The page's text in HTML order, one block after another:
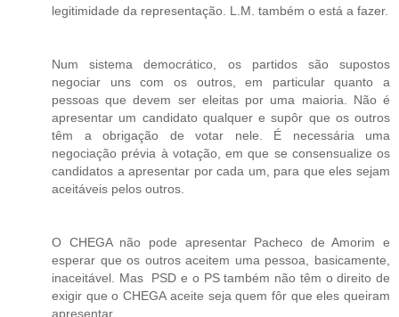
legitimidade da representação. L.M. também o está a fazer.
Num sistema democrático, os partidos são supostos
negociar uns com os outros, em particular quanto a
pessoas que devem ser eleitas por uma maioria. Não é
apresentar um candidato qualquer e supôr que os outros
têm a obrigação de votar nele. É necessária uma
negociação prévia à votação, em que se consensualize os
candidatos a apresentar por cada um, para que eles sejam
aceitáveis pelos outros.
O CHEGA não pode apresentar Pacheco de Amorim e
esperar que os outros aceitem uma pessoa, basicamente,
inaceitável. Mas PSD e o PS também não têm o direito de
exigir que o CHEGA aceite seja quem fôr que eles queiram
apresentar.